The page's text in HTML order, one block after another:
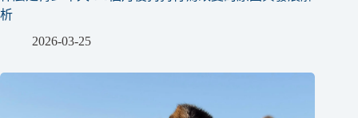
析
2026-03-25